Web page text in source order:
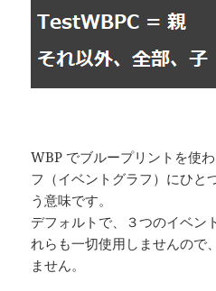
WBP でブループリントを使
フ（イベントグラフ）にひと
う意味です。
デフォルトで、３つのイベン
れらも一切使用しませんので
ません。